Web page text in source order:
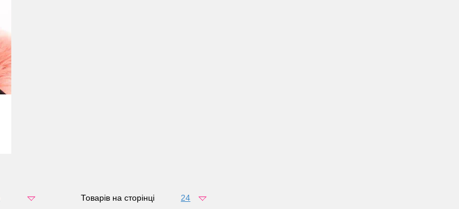
Товарів на сторінці 24
48